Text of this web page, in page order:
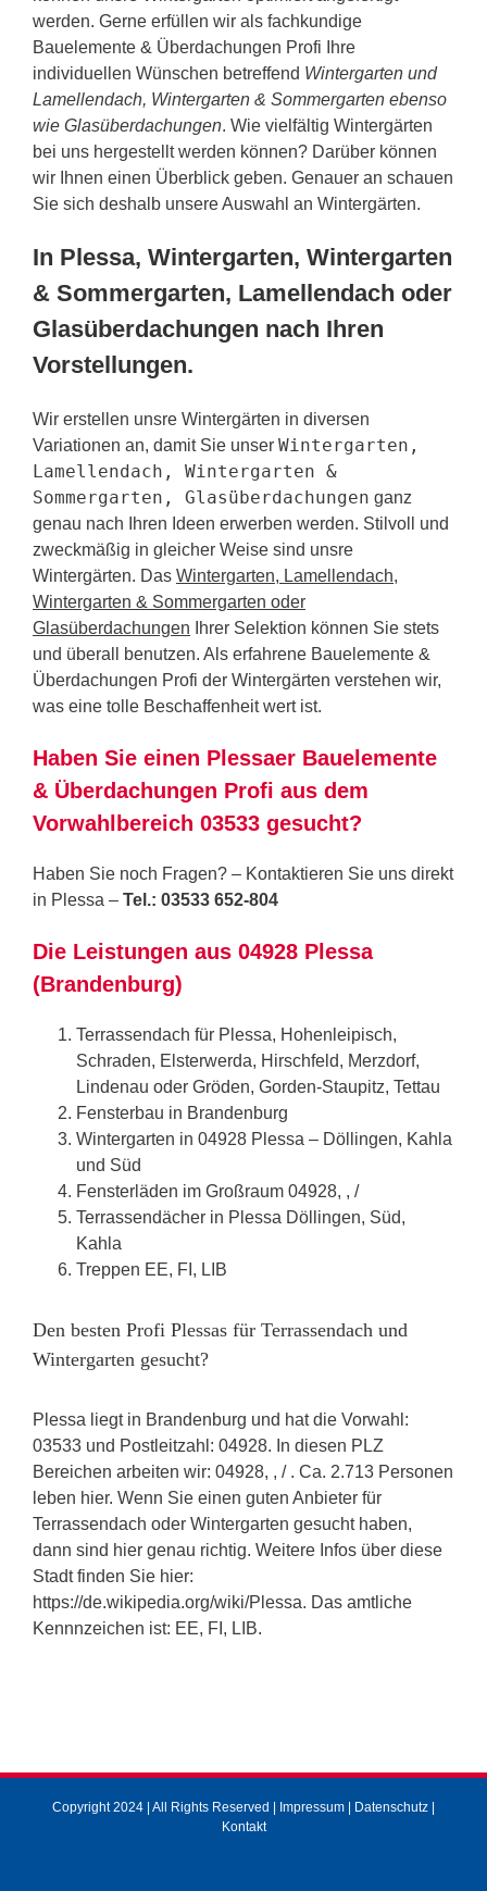
werden. Gerne erfüllen wir als fachkundige
Bauelemente & Überdachungen Profi Ihre
individuellen Wünschen betreffend Wintergarten und
Lamellendach, Wintergarten & Sommergarten ebenso
wie Glasüberdachungen. Wie vielfältig Wintergärten
bei uns hergestellt werden können? Darüber können
wir Ihnen einen Überblick geben. Genauer an schauen
Sie sich deshalb unsere Auswahl an Wintergärten.
In Plessa, Wintergarten, Wintergarten
& Sommergarten, Lamellendach oder
Glasüberdachungen nach Ihren
Vorstellungen.
Wir erstellen unsre Wintergärten in diversen
Variationen an, damit Sie unser Wintergarten,
Lamellendach, Wintergarten &
Sommergarten, Glasüberdachungen ganz
genau nach Ihren Ideen erwerben werden. Stilvoll und
zweckmäßig in gleicher Weise sind unsre
Wintergärten. Das Wintergarten, Lamellendach,
Wintergarten & Sommergarten oder
Glasüberdachungen Ihrer Selektion können Sie stets
und überall benutzen. Als erfahrene Bauelemente &
Überdachungen Profi der Wintergärten verstehen wir,
was eine tolle Beschaffenheit wert ist.
Haben Sie einen Plessaer Bauelemente
& Überdachungen Profi aus dem
Vorwahlbereich 03533 gesucht?
Haben Sie noch Fragen? – Kontaktieren Sie uns direkt
in Plessa – Tel.: 03533 652-804
Die Leistungen aus 04928 Plessa
(Brandenburg)
Terrassendach für Plessa, Hohenleipisch,
Schraden, Elsterwerda, Hirschfeld, Merzdorf,
Lindenau oder Gröden, Gorden-Staupitz, Tettau
Fensterbau in Brandenburg
Wintergarten in 04928 Plessa – Döllingen, Kahla
und Süd
Fensterläden im Großraum 04928, , /
Terrassendächer in Plessa Döllingen, Süd,
Kahla
Treppen EE, FI, LIB
Den besten Profi Plessas für Terrassendach und
Wintergarten gesucht?
Plessa liegt in Brandenburg und hat die Vorwahl:
03533 und Postleitzahl: 04928. In diesen PLZ
Bereichen arbeiten wir: 04928, , / . Ca. 2.713 Personen
leben hier. Wenn Sie einen guten Anbieter für
Terrassendach oder Wintergarten gesucht haben,
dann sind hier genau richtig. Weitere Infos über diese
Stadt finden Sie hier:
https://de.wikipedia.org/wiki/Plessa. Das amtliche
Kennnzeichen ist: EE, FI, LIB.
Copyright 2024 | All Rights Reserved | Impressum Datenschutz
Kontakt